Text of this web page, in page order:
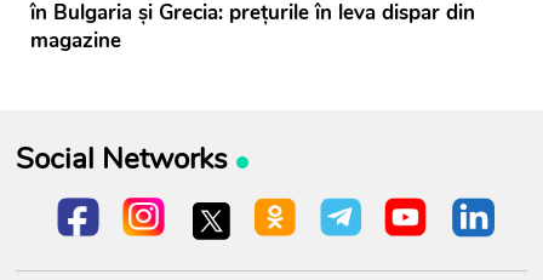
în Bulgaria și Grecia: prețurile în leva dispar din
magazine
Social Networks